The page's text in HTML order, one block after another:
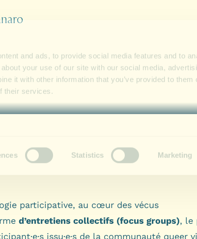
participative, au cœur des vécus
d’entretiens collectifs (focus groups), le
issu·e·s de la communauté queer